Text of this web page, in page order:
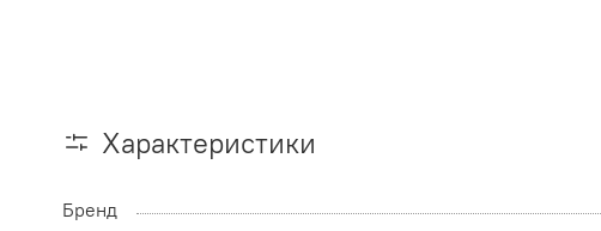
Характеристики
Бренд